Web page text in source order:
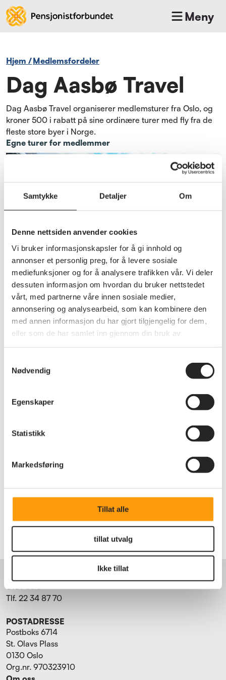
Samtykke Detaljer Om
Denne nettsiden anvender cookies
Vi bruker informasjonskapsler for å gi innhold og
annonser et personlig preg, for å levere sosiale
mediefunksjoner og for å analysere trafikken vår. Vi deler
dessuten informasjon om hvordan du bruker nettstedet
vårt, med partnerne våre innen sosiale medier,
annonsering og analysearbeid, som kan kombinere den
med annen informasjon du har gjort tilgjengelig for dem,
eller som de har samlet inn gjennom din bruk av
Nødvendig
Egenskaper
Statistikk
Markedsføring
Tillat alle
tillat utvalg
Ikke tillat
Meny
Hjem / medlemsfordeler
Dag Aasbø Travel
Dag Aasbø Travel organiserer medlemsturer fra Oslo, og
kroner 500 i rabatt på sine ordinære turer med fly fra de
fleste store byer i Norge.
Egne turer for medlemmer
Ordinært medlemstilbud
Med Dag Aasbø Travel får du rabatt på turer, utviklet
går fra Oslo, er ferdig rabattert og du får 50 % rabatt på
Medlemsturene kan du lese mer om her
Fra 2025 omfatter avtalen også rabatt på 500 kroner på
ordinære reiser med fly fra Tromsø, Trondheim, Bergen,
Har du spørsmål? Kontakt Dag Aasbø Travel,
telefon37 15 70 31
Tlf. 22 34 87 70
POSTADRESSE
Postboks 6714
St. Olavs Plass
0130 Oslo
Org.nr. 970323910